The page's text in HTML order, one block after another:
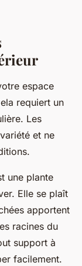
espace
requiert un
Les
et ne
une plante
Elle se plaît
apportent
racines du
support à
facilement.